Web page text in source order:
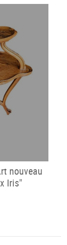
nouveau
Iris"